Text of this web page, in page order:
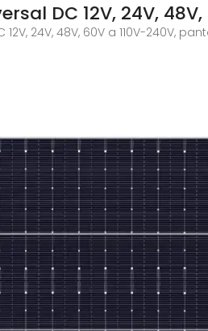
DC 12V, 24V,
12V, 24V, 48V, 60V a 110V-240V,